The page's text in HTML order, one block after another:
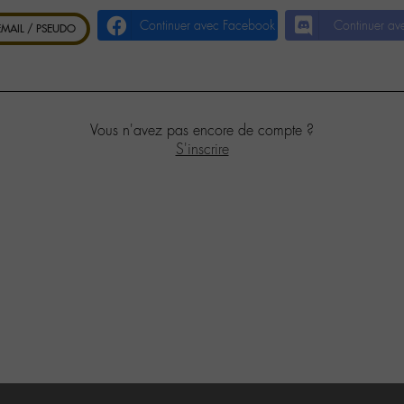
/ PSEUDO Continuer avec Facebook Continuer
Vous n'avez pas encore de compte ?
S'inscrire